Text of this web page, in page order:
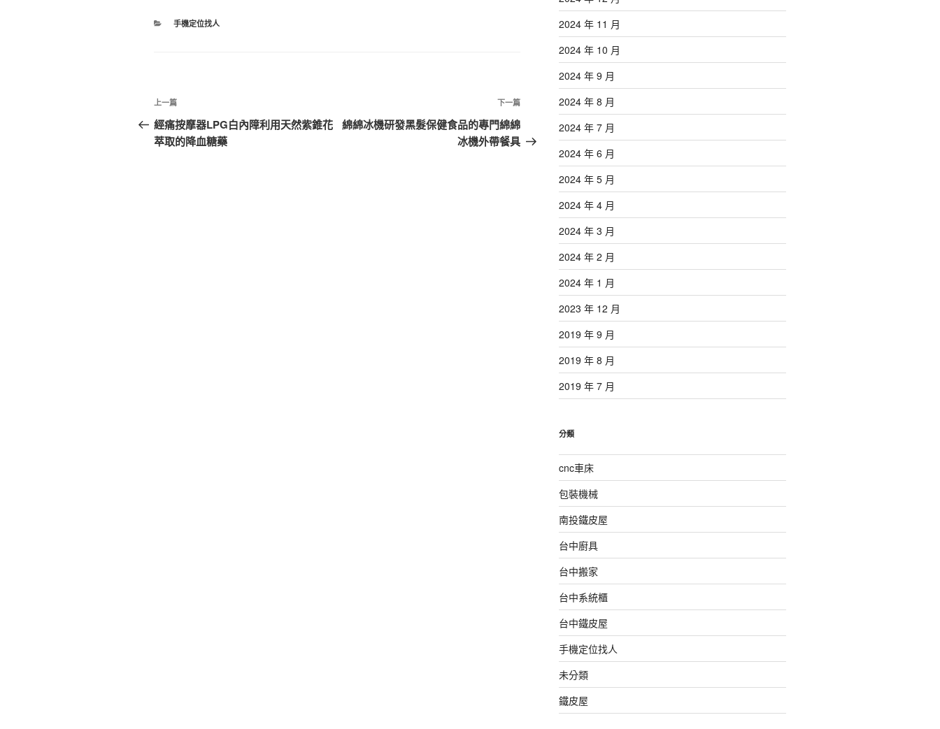
分
手機定位找人
文
章
導
上
一
篇
上一篇
經痛按摩器LPG白內障利用天然紫錐花
萃取的降血糖藥
下
一
篇
下一篇
綿綿冰機研發黑髮保健食品的專門綿綿
冰機外帶餐具
2024 年 11 月
2024 年 10 月
2024 年 9 月
2024 年 8 月
2024 年 7 月
2024 年 6 月
2024 年 5 月
2024 年 4 月
2024 年 3 月
2024 年 2 月
2024 年 1 月
2023 年 12 月
2019 年 9 月
2019 年 8 月
2019 年 7 月
分類
cnc車床
包裝機械
南投鐵皮屋
台中廚具
台中搬家
台中系統櫃
台中鐵皮屋
手機定位找人
未分類
鐵皮屋